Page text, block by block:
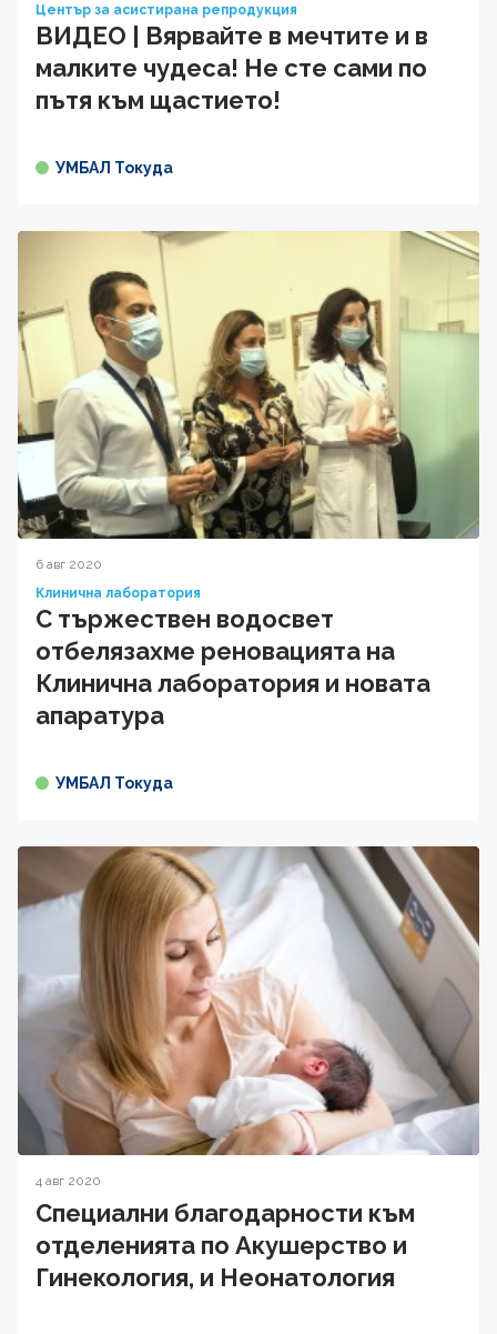
Център за асистирана репродукция
ВИДЕО | Вярвайте в мечтите и в
малките чудеса! Не сте сами по
пътя към щастието!
УМБАЛ Токуда
6 авг 2020
Клинична лаборатория
С тържествен водосвет
отбелязахме реновацията на
Клинична лаборатория и новата
апаратура
УМБАЛ Токуда
4 авг 2020
Специални благодарности към
отделенията по Акушерство и
Гинекология, и Неонатология